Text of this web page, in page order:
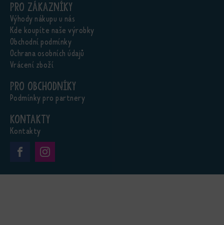
Pro zákazníky
Výhody nákupu u nás
Kde koupíte naše výrobky
Obchodní podmínky
Ochrana osobních údajů
Vrácení zboží
Pro obchodníky
Podmínky pro partnery
Kontakty
Kontakty